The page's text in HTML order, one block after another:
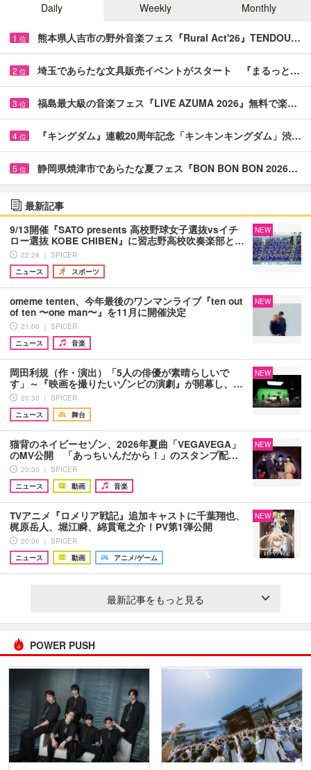
Daily
Weekly Monthly
1 位 熊本県人吉市の野外音楽フェス『Rural Act'26』TENDOU…
2 位 埼玉であらたな文具販売イベントがスタート 『まるっと…
3 位 福島最大級の音楽フェス『LIVE AZUMA 2026』無料で楽…
4 位 『キングダム』連載20周年記念「キンキンキングダム」渋…
5 位 静岡県焼津市であらたな夏フェス『BON BON BON 2026…
最新記事
9/13開催『SATO presents 高校野球女子選抜vsイチ
ロー選抜 KOBE CHIBEN』に習志野高校吹奏楽部と…
22:28 ｜ SPICER
ニュース
スポーツ
NEW
omeme tenten、今年最後のワンマンライブ『ten out
of ten 〜one man〜』を11月に開催決定
21:00 ｜ SPICER
ニュース
音楽
NEW
岡田利規（作・演出）「5人の俳優が素晴らしいで
す」～『映画を撮りたいゾンビの演劇』が開幕し、…
20:30 ｜ SPICER
ニュース
舞台
NEW
猫背のネイビーセゾン、2026年夏曲「VEGAVEGA」
のMV公開 「あっちいんだから！」のスタンプ配…
20:00 ｜ SPICER
ニュース
動画 音楽
NEW
TVアニメ『ロメリア戦記』追加キャストに千葉翔也、
梶原岳人、堀江瞬、綿貫竜之介！PV第1弾公開
20:00 ｜ SPICER
ニュース
動画 アニメ/ゲーム
NEW
最新記事をもっと見る
POWER PUSH